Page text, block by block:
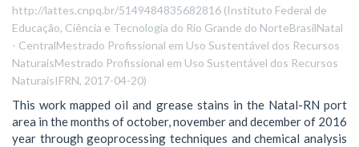
http://lattes.cnpq.br/5149484835682816 (Instituto Federal de
Educação, Ciência e Tecnologia do Rio Grande do NorteBrasilNatal
- CentralMestrado Profissional em Uso Sustentável dos Recursos
NaturaisMestrado Profissional em Uso Sustentável dos Recursos
NaturaisIFRN, 2017-04-20)
This work mapped oil and grease stains in the Natal-RN port
area in the months of october, november and december of 2016
year through geoprocessing techniques and chemical analysis